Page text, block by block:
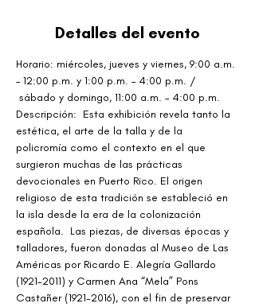
Detalles del evento
Horario: miércoles, jueves y viernes, 9:00 a.m.
– 12:00 p.m. y 1:00 p.m. – 4:00 p.m. /
sábado y domingo, 11:00 a.m. – 4:00 p.m.
Descripción:  Esta exhibición revela tanto la
estética, el arte de la talla y de la
policromía como el contexto en el que
surgieron muchas de las prácticas
devocionales en Puerto Rico. El origen
religioso de esta tradición se estableció en
la isla desde la era de la colonización
española.  Las piezas, de diversas épocas y
talladores, fueron donadas al Museo de Las
Américas por Ricardo E. Alegría Gallardo
(1921-2011) y Carmen Ana “Mela” Pons
Castañer (1921-2016), con el fin de preservar